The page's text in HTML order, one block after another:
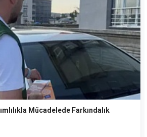
Mücadelede Farkındalık